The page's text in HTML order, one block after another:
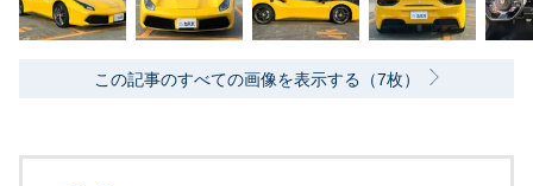
この記事のすべての画像を表示する（7枚）